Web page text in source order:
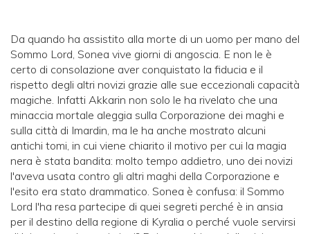
Da quando ha assistito alla morte di un uomo per mano del
Sommo Lord, Sonea vive giorni di angoscia. E non le è
certo di consolazione aver conquistato la fiducia e il
rispetto degli altri novizi grazie alle sue eccezionali capacità
magiche. Infatti Akkarin non solo le ha rivelato che una
minaccia mortale aleggia sulla Corporazione dei maghi e
sulla città di Imardin, ma le ha anche mostrato alcuni
antichi tomi, in cui viene chiarito il motivo per cui la magia
nera è stata bandita: molto tempo addietro, uno dei novizi
l'aveva usata contro gli altri maghi della Corporazione e
l'esito era stato drammatico. Sonea è confusa: il Sommo
Lord l'ha resa partecipe di quei segreti perché è in ansia
per il destino della regione di Kyralia o perché vuole servirsi